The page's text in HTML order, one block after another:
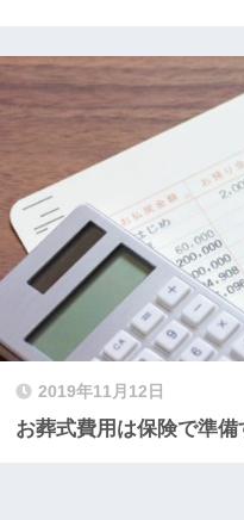
2019年11月12日
お葬式費用は保険で準